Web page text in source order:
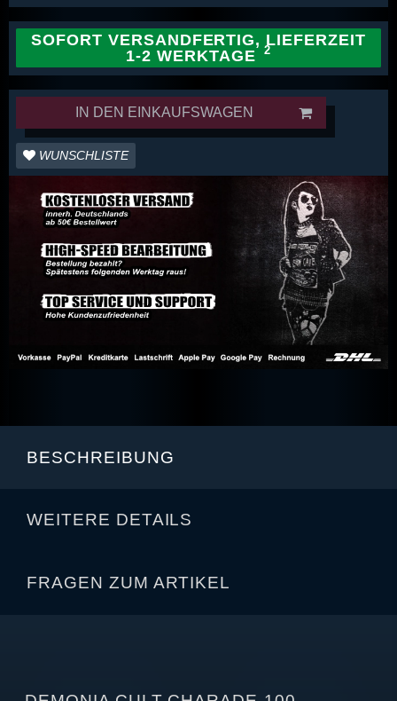
SOFORT VERSANDFERTIG, LIEFERZEIT
1-2 WERKTAGE
IN DEN EINKAUFSWAGEN
WUNSCHLISTE
BESCHREIBUNG
WEITERE DETAILS
FRAGEN ZUM ARTIKEL